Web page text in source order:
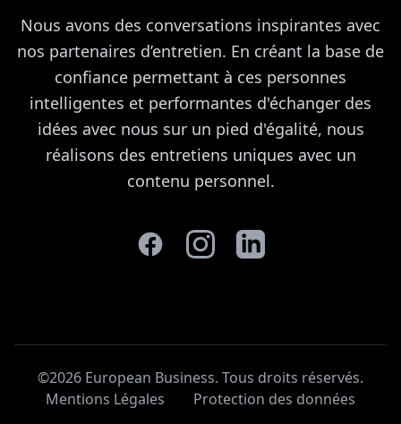
Nous avons des conversations inspirantes avec
nos partenaires d’entretien. En créant la base de
confiance permettant à ces personnes
intelligentes et performantes d'échanger des
idées avec nous sur un pied d'égalité, nous
réalisons des entretiens uniques avec un
contenu personnel.
©2026 European Business. Tous droits réservés.
Mentions Légales
Protection des données